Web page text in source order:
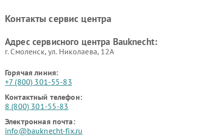
Контакты сервис центра
Адрес сервисного центра Bauknecht:
г. Смоленск, ул. Николаева, 12А
Горячая линия:
+7 (800) 301-55-83
Контактный телефон:
8 (800) 301-55-83
Электронная почта:
info@bauknecht-fix.ru